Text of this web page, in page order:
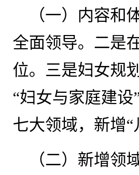
（一）内容和
全面领导。二是
位。三是妇女规
“妇女与家庭建
七大领域，新增
（二）新增领